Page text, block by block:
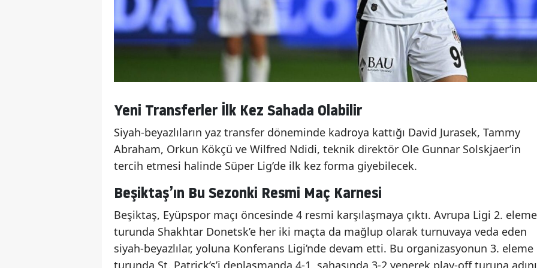
Yeni Transferler İlk Kez Sahada Olabilir
Siyah-beyazlıların yaz transfer döneminde kadroya kattığı David Jurasek, Tammy
Abraham, Orkun Kökçü ve Wilfred Ndidi, teknik direktör Ole Gunnar Solskjaer’in
tercih etmesi halinde Süper Lig’de ilk kez forma giyebilecek.
Beşiktaş’ın Bu Sezonki Resmi Maç Karnesi
Beşiktaş, Eyüpspor maçı öncesinde 4 resmi karşılaşmaya çıktı. Avrupa Ligi 2. eleme
turunda Shakhtar Donetsk’e her iki maçta da mağlup olarak turnuvaya veda eden
siyah-beyazlılar, yoluna Konferans Ligi’nde devam etti. Bu organizasyonun 3. eleme